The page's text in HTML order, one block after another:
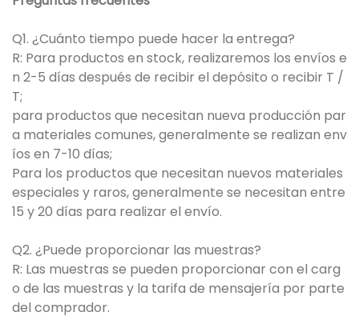
Q1. ¿Cuánto tiempo puede hacer la entrega?
R: Para productos en stock, realizaremos los envíos e
n 2-5 días después de recibir el depósito o recibir T /
T;
para productos que necesitan nueva producción par
a materiales comunes, generalmente se realizan env
íos en 7-10 días;
Para los productos que necesitan nuevos materiales
especiales y raros, generalmente se necesitan entre
15 y 20 días para realizar el envío.
Q2. ¿Puede proporcionar las muestras?
R: Las muestras se pueden proporcionar con el carg
o de las muestras y la tarifa de mensajería por parte
del comprador.